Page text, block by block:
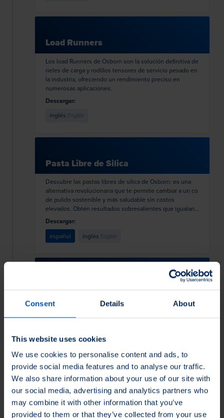
Consent Details About
This website uses cookies
We use cookies to personalise content and ads, to
provide social media features and to analyse our traffic.
We also share information about your use of our site with
our social media, advertising and analytics partners who
may combine it with other information that you’ve
provided to them or that they’ve collected from your use
Load Runners
Los load Runners de Osborn son la solución definitiva de
rieles de carga y rodillos tensores de servicio pesado en
la industria, ofreciendo un rendimiento preciso en
numerosas aplicaciones.
Descargar:
inglés English
Pasta Libre de Silica
Descubre las pastas libres de sílica de Osborn: es una
alternativa revolucionaria que te permite cambiar a un co
de pulido sostenible y más saludable sin costos
elevados. Obtén resultados sobresalientes que igualan
o superan el rendimiento de las pastas abrasivaos
tradicionales sin los riesgos asociados a la exposición al
polvo de sílice.
Descargar:
español
inglés English
El equipo de Load Runners® de Osborn ha construido
personalizadas de la más alta calidad para las
ingeniería arquitectónica. Hemos llevado esa dedicación
introduciendo una gama completa de rodamientos de
rodillos de aguja para satisfacer las necesidades de la
industria.
Descargar:
inglés English
Sealeze Brush Catalog